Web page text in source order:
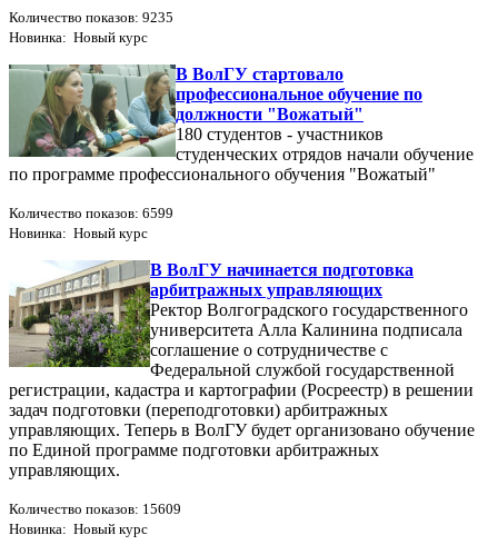
Количество показов: 9235
Новинка: Новый курс
В ВолГУ стартовало
профессиональное обучение по
должности "Вожатый"
180 студентов - участников
студенческих отрядов начали обучение
по программе профессионального обучения "Вожатый"
Количество показов: 6599
Новинка: Новый курс
В ВолГУ начинается подготовка
арбитражных управляющих
Ректор Волгоградского государственного
университета Алла Калинина подписала
соглашение о сотрудничестве с
Федеральной службой государственной
регистрации, кадастра и картографии (Росреестр) в решении
задач подготовки (переподготовки) арбитражных
управляющих. Теперь в ВолГУ будет организовано обучение
по Единой программе подготовки арбитражных
управляющих.
Количество показов: 15609
Новинка: Новый курс